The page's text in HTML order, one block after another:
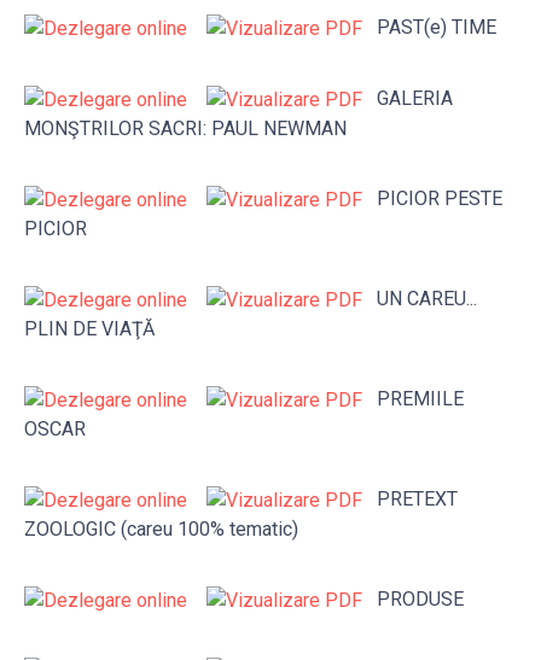
PAST(e) TIME
GALERIA
MONŞTRILOR SACRI: PAUL NEWMAN
PICIOR PESTE
PICIOR
UN CAREU...
PLIN DE VIAŢĂ
PREMIILE
OSCAR
PRETEXT
ZOOLOGIC (careu 100% tematic)
PRODUSE